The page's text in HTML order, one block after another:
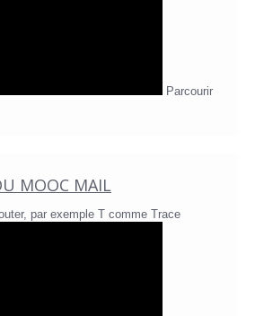
Parcourir
MOOC MAIL
par exemple T comme Trace